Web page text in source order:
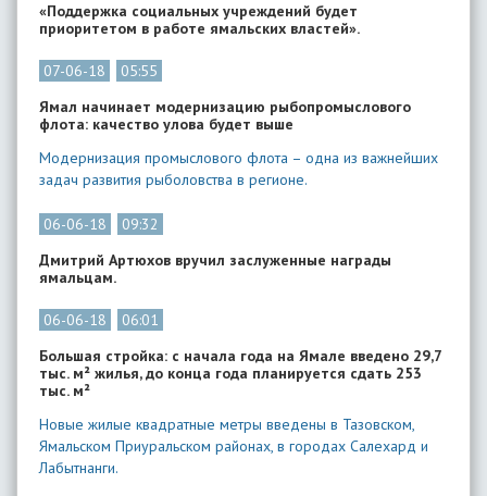
«Поддержка социальных учреждений будет
приоритетом в работе ямальских властей».
07-06-18
05:55
Ямал начинает модернизацию рыбопромыслового
флота: качество улова будет выше
Модернизация промыслового флота – одна из важнейших
задач развития рыболовства в регионе.
06-06-18
09:32
Дмитрий Артюхов вручил заслуженные награды
ямальцам.
06-06-18
06:01
Большая стройка: с начала года на Ямале введено 29,7
тыс. м² жилья, до конца года планируется сдать 253
тыс. м²
Новые жилые квадратные метры введены в Тазовском,
Ямальском Приуральском районах, в городах Салехард и
Лабытнанги.